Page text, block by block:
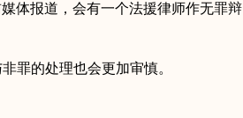
体报道，会有一个法援律师作无罪辩
罪的处理也会更加审慎。